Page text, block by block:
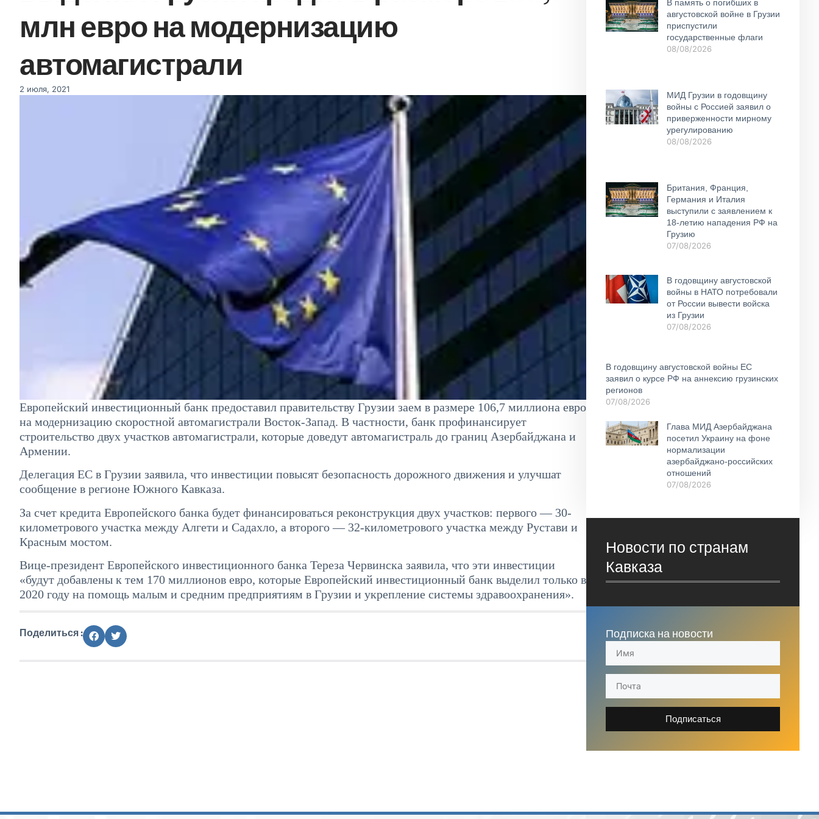
млн ​​евро на модернизацию
автомагистрали
2 июля, 2021
Европейский инвестиционный банк предоставил правительству Грузии заем в размере 106,7 миллиона евро
на модернизацию скоростной автомагистрали Восток-Запад. В частности, банк профинансирует
строительство двух участков автомагистрали, которые доведут автомагистраль до границ Азербайджана и
Армении.
Делегация ЕС в Грузии заявила, что инвестиции повысят безопасность дорожного движения и улучшат
сообщение в регионе Южного Кавказа.
За счет кредита Европейского банка будет финансироваться реконструкция двух участков: первого — 30-
километрового участка между Алгети и Садахло, а второго — 32-километрового участка между Рустави и
Красным мостом.
Вице-президент Европейского инвестиционного банка Тереза ​​Червинска заявила, что эти инвестиции
«будут добавлены к тем 170 миллионов евро, которые Европейский инвестиционный банк выделил только в
2020 году на помощь малым и средним предприятиям в Грузии и укрепление системы здравоохранения».
Поделиться :
В память о погибших в
августовской войне в Грузии
приспустили
государственные флаги
08/08/2026
МИД Грузии в годовщину
войны с Россией заявил о
приверженности мирному
урегулированию
08/08/2026
Британия, Франция,
Германия и Италия
выступили с заявлением к
18-летию нападения РФ на
Грузию
07/08/2026
В годовщину августовской
войны в НАТО потребовали
от России вывести войска
из Грузии
07/08/2026
В годовщину августовской войны ЕС
заявил о курсе РФ на аннексию грузинских
регионов
07/08/2026
Глава МИД Азербайджана
посетил Украину на фоне
нормализации
азербайджано-российских
отношений
07/08/2026
Новости по странам
Кавказа
Подписка на новости
Подписаться